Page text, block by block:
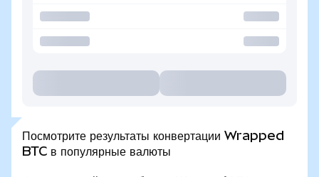
Посмотрите результаты конвертации Wrapped
BTC в популярные валюты